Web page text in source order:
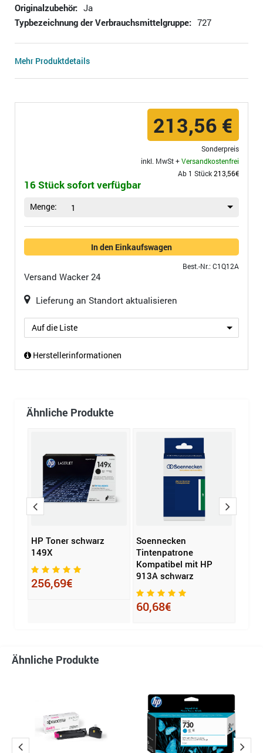
Originalzubehör: Ja
Typbezeichnung der Verbrauchsmittelgruppe: 727
Mehr Produktdetails
213,56 €
Sonderpreis
inkl. MwSt +Versandkostenfrei
Ab 1 Stück213,56€
16 Stück sofort verfügbar
Menge: 1
In den Einkaufswagen
Best.-Nr.: C1Q12A
Versand Wacker 24
Lieferung an Standort aktualisieren
Auf die Liste
Herstellerinformationen
Ähnliche Produkte
HP Toner schwarz
149X
256,69€
Soennecken
Tintenpatrone
Kompatibel mit HP
913A schwarz
60,68€
Ähnliche Produkte